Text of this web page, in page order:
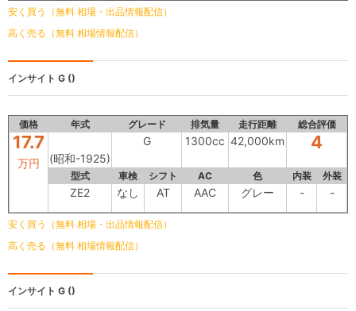
安く買う（無料 相場・出品情報配信）
高く売る（無料 相場情報配信）
インサイト G ()
価格 年式 グレード 排気量 走行距離 総合評価
17.7
万円 (昭和-1925)
G 1300cc 42,000km 4
型式 車検 シフト AC 色 内装 外装
ZE2 なし AT AAC グレー - -
安く買う（無料 相場・出品情報配信）
高く売る（無料 相場情報配信）
インサイト G ()